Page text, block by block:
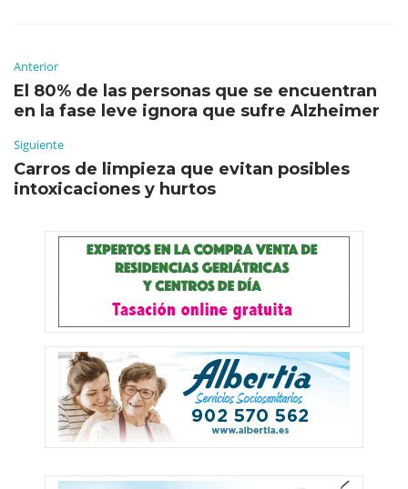
Anterior
El 80% de las personas que se encuentran
en la fase leve ignora que sufre Alzheimer
Siguiente
Carros de limpieza que evitan posibles
intoxicaciones y hurtos